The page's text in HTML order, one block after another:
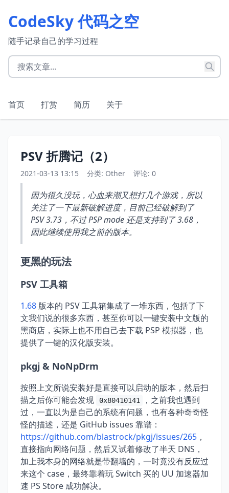
CodeSky 代码之空
随手记录自己的学习过程
首页 打赏 简历 关于
PSV 折腾记（2）
2021-03-13 13:15 分类: Other 评论: 0
因为很久没玩，心血来潮又想打几个游戏，所以
关注了一下最新破解进度，目前已经破解到了
PSV 3.73，不过 PSP mode 还是支持到了 3.68，
因此继续使用我之前的版本。
更黑的玩法
PSV 工具箱
1.68 版本的 PSV 工具箱集成了一堆东西，包括了下
文我们说的很多东西，甚至你可以一键安装中文版的
黑商店，实际上也不用自己去下载 PSP 模拟器，也
提供了一键的汉化版安装。
pkgj & NoNpDrm
按照上文所说安装好是直接可以启动的版本，然后扫
描之后你可能会发现
0x80410141
，之前我也遇到
过，一直以为是自己的系统有问题，也有各种奇奇怪
怪的描述，还是 GitHub issues 靠谱：
https://github.com/blastrock/pkgj/issues/265 ，
直接指向网络问题，然后又试着修改了半天 DNS，
加上我本身的网络就是带翻墙的，一时竟没有反应过
来这个 case，最终靠着玩 Switch 买的 UU 加速器加
速 PS Store 成功解决。